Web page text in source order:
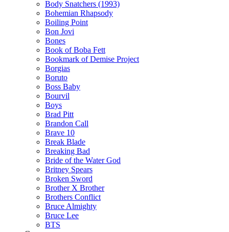
Body Snatchers (1993)
Bohemian Rhapsody
Boiling Point
Bon Jovi
Bones
Book of Boba Fett
Bookmark of Demise Project
Borgias
Boruto
Boss Baby
Bourvil
Boys
Brad Pitt
Brandon Call
Brave 10
Break Blade
Breaking Bad
Bride of the Water God
Britney Spears
Broken Sword
Brother X Brother
Brothers Conflict
Bruce Almighty
Bruce Lee
BTS